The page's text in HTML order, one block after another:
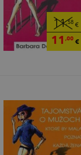
11,58€
11 ,00€